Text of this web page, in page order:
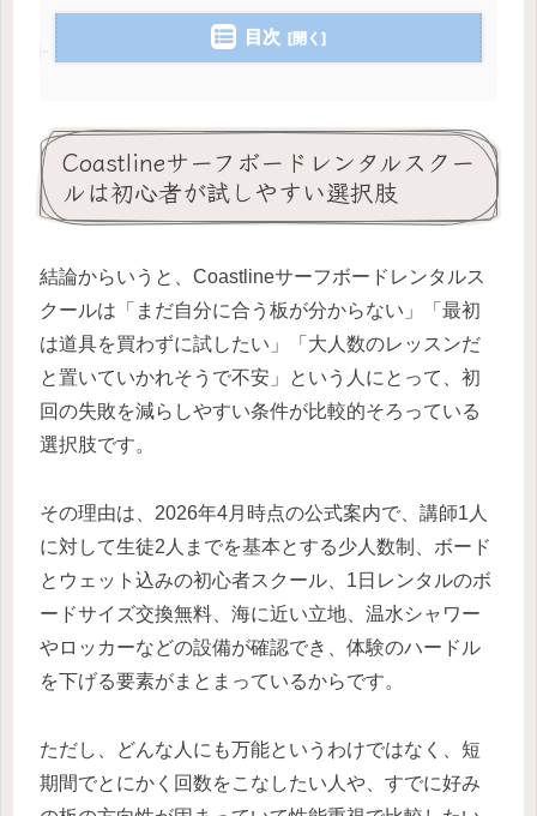
目次
Coastlineサーフボードレンタルスクー
ルは初心者が試しやすい選択肢
結論からいうと、Coastlineサーフボードレンタルス
クールは「まだ自分に合う板が分からない」「最初
は道具を買わずに試したい」「大人数のレッスンだ
と置いていかれそうで不安」という人にとって、初
回の失敗を減らしやすい条件が比較的そろっている
選択肢です。
その理由は、2026年4月時点の公式案内で、講師1人
に対して生徒2人までを基本とする少人数制、ボード
とウェット込みの初心者スクール、1日レンタルのボ
ードサイズ交換無料、海に近い立地、温水シャワー
やロッカーなどの設備が確認でき、体験のハードル
を下げる要素がまとまっているからです。
ただし、どんな人にも万能というわけではなく、短
期間でとにかく回数をこなしたい人や、すでに好み